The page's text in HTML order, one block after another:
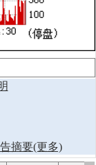
摘要(更多)